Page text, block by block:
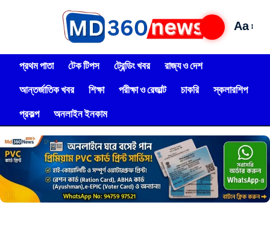
Aa
প্রথম পাতা টেক টিপস ট্রেন্ডিং খবর
রাজ্য ও দেশ
আন্তর্জাতিক খবর
শিক্ষা পরীক্ষা ও রেজাল্ট চাকরি
স্কলারশিপ
প্রকল্প
অনলাইন ইনকাম